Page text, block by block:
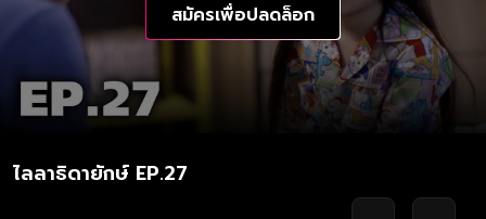
สมัครเพื่อปลดล็อก
ไลลาธิดายักษ์ EP.27